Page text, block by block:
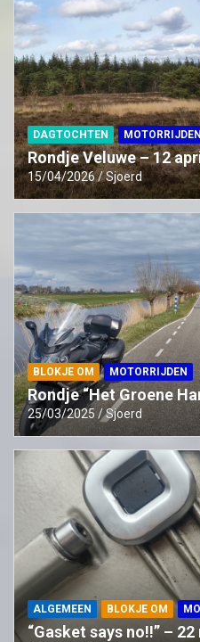
DAGTOCHTEN MOTORRIJDEN
Rondje Veluwe – 12
15/04/2026 Sjoerd
BLOKJE OM MOTORRIJDEN
Rondje “Het Groene
25/03/2025 Sjoerd
ALGEMEEN BLOKJE OM
“Gasket says no!!” – 22